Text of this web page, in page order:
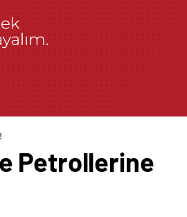
Petrollerine